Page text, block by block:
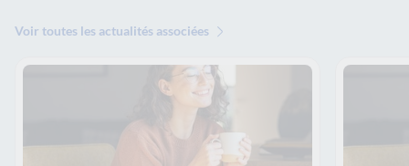
Voir toutes les actualités associées